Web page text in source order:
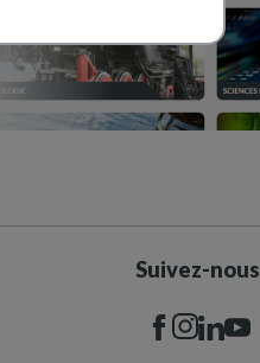
Suivez-nous